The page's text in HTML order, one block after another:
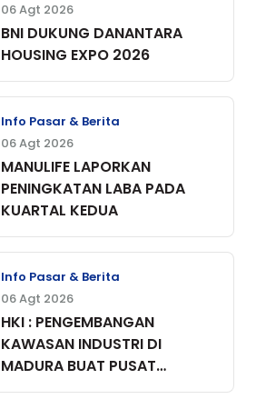
06 Agt 2026
BNI DUKUNG DANANTARA
HOUSING EXPO 2026
Info Pasar & Berita
06 Agt 2026
MANULIFE LAPORKAN
PENINGKATAN LABA PADA
KUARTAL KEDUA
Info Pasar & Berita
06 Agt 2026
HKI : PENGEMBANGAN
KAWASAN INDUSTRI DI
MADURA BUAT PUSAT
EKONOMI BARU